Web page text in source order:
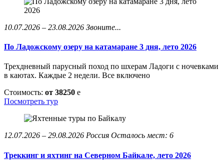
10.07.2026 – 23.08.2026 Звоните...
По Ладожскому озеру на катамаране 3 дня, лето 2026
Трехдневный парусный поход по шхерам Ладоги с ночевками
в каютах. Каждые 2 недели. Все включено
Стоимость: от 38250 e
Посмотреть тур
12.07.2026 – 29.08.2026 Россия Осталось мест: 6
Треккинг и яхтинг на Северном Байкале, лето 2026